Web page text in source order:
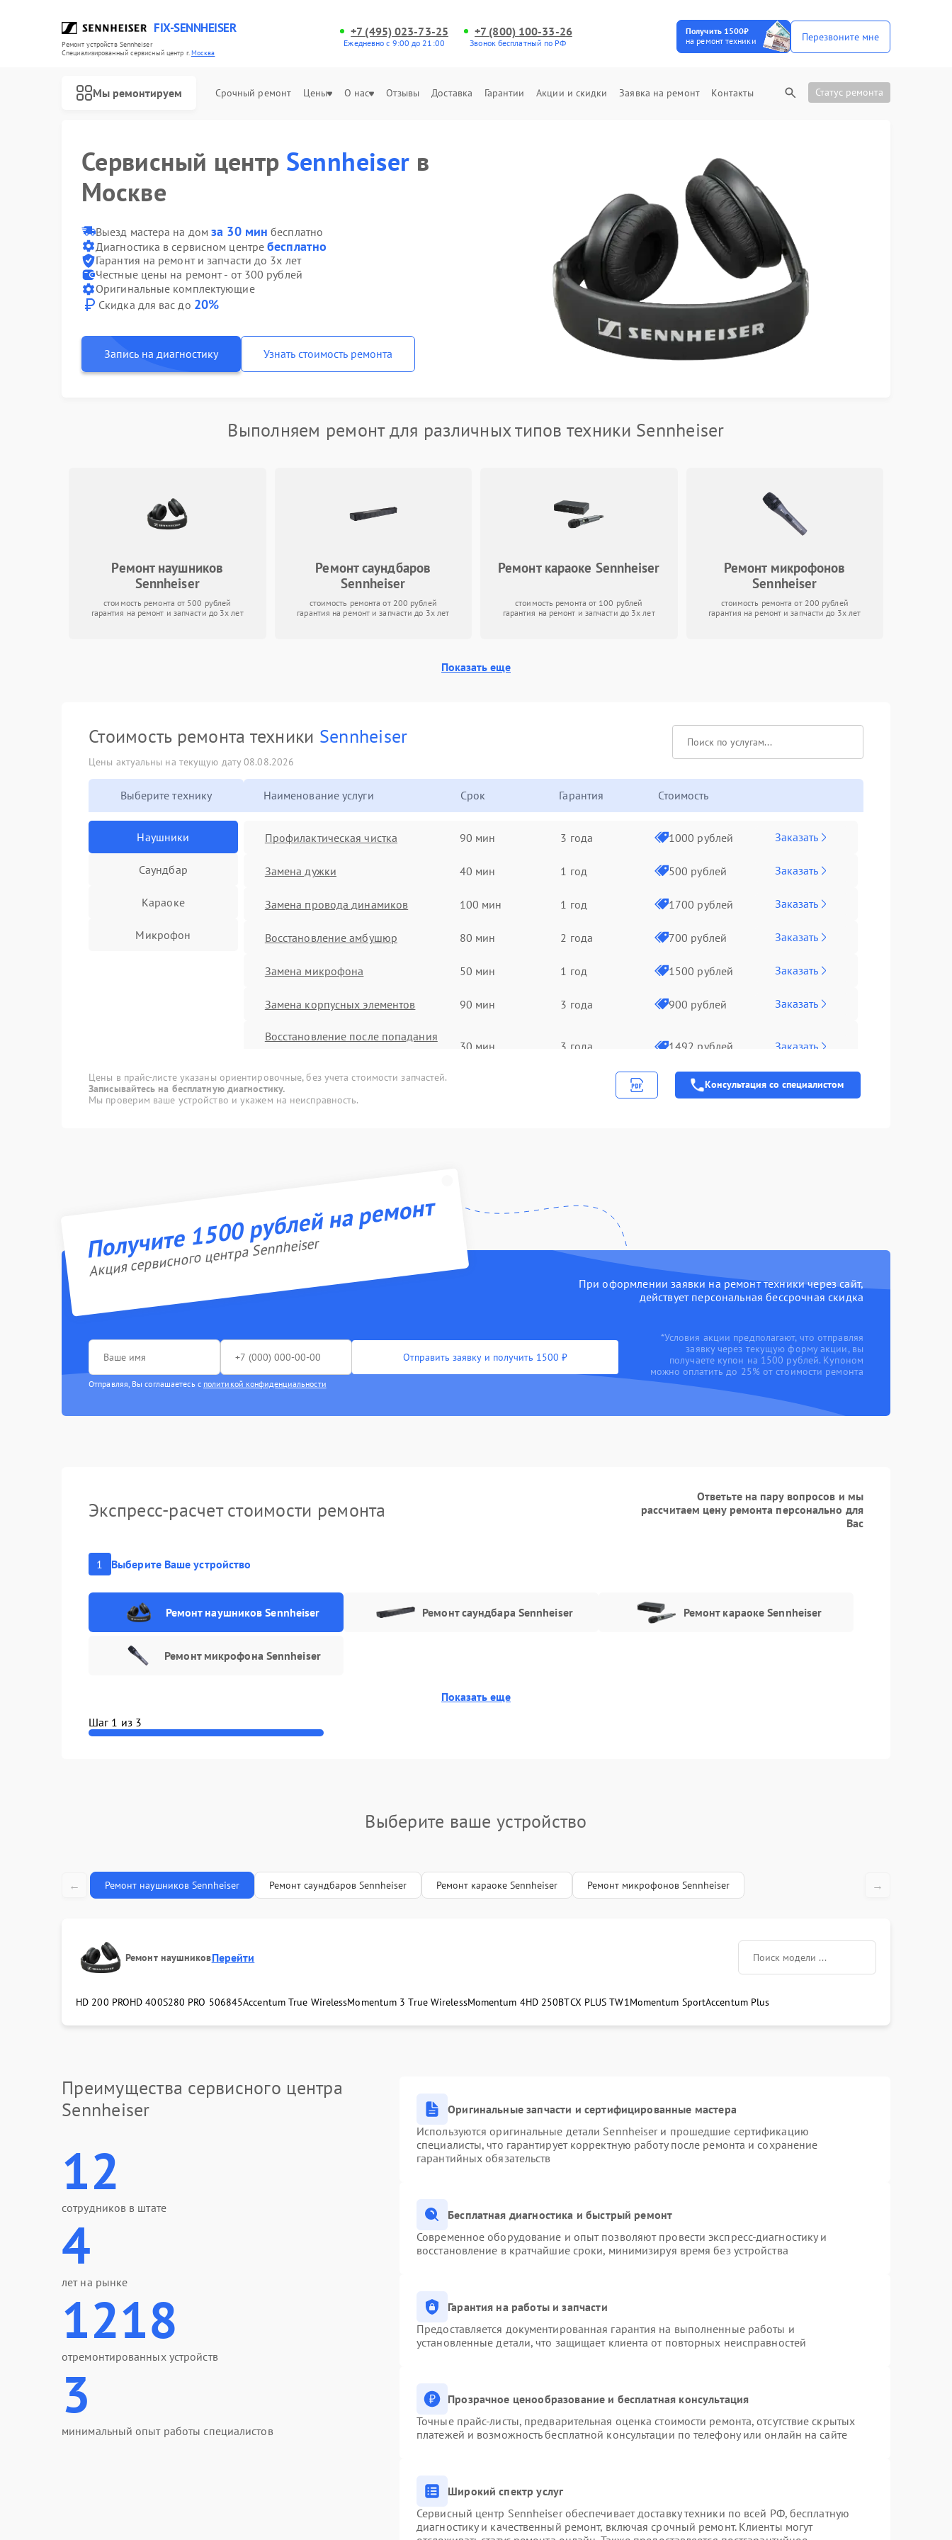
FIX-SENNHEISER
Ремонт устройств Sennheiser
Специализированный cервисный центр г.Москва
+7 (495) 023-73-25
Ежедневно с 9:00 до 21:00
+7 (800) 100-33-26
Звонок бесплатный по РФ
Получить 1500₽
на ремонт техники
Перезвоните мне
Мы ремонтируем Срочный ремонт Цены О нас Отзывы Доставка Гарантии Акции и скидки Заявка на ремонт Контакты Статус ремонта
Сервисный центр Sennheiser в
Москве
Выезд мастера на домза 30 мин бесплатно
Диагностика в сервисном центребесплатно
Гарантия на ремонт и запчасти до 3х лет
Честные цены на ремонт - от 300 рублей
Оригинальные комплектующие
Скидка для вас до 20%
Запись на диагностику Узнать стоимость ремонта
Выполняем ремонт для различных типов техники Sennheiser
Ремонт наушников
Sennheiser
стоимость ремонта от 500 рублей
гарантия на ремонт и запчасти до 3х лет
Ремонт саундбаров
Sennheiser
стоимость ремонта от 200 рублей
гарантия на ремонт и запчасти до 3х лет
Ремонт караоке Sennheiser
стоимость ремонта от 100 рублей
гарантия на ремонт и запчасти до 3х лет
Ремонт микрофонов
Sennheiser
стоимость ремонта от 200 рублей
гарантия на ремонт и запчасти до 3х лет
Показать еще
Стоимость ремонта техники Sennheiser
Цены актуальны на текущую дату 08.08.2026
Выберите технику
Наушники
Саундбар
Караоке
Микрофон
Наименование услуги Срок Гарантия Стоимость
Профилактическая чистка 90 мин 3 года 1000 рублей Заказать
Замена дужки 40 мин 1 год 500 рублей Заказать
Замена провода динамиков 100 мин 1 год 1700 рублей Заказать
Восстановление амбушюр 80 мин 2 года 700 рублей Заказать
Замена микрофона 50 мин 1 год 1500 рублей Заказать
Замена корпусных элементов 90 мин 3 года 900 рублей Заказать
Восстановление после попадания
30 мин 3 года 1492 рублей Заказать
Прошивка 1000 рублей Заказать
Цены в прайс-листе указаны ориентировочные, без учета стоимости запчастей.
Записывайтесь на бесплатную диагностику.
Мы проверим ваше устройство и укажем на неисправность.
Консультация со специалистом
Получите 1500 рублей на ремонт
Акция сервисного центра Sennheiser
При оформлении заявки на ремонт техники через сайт,
действует персональная бессрочная скидка
Отправить заявку и получить 1500 ₽
Отправляя, Вы соглашаетесь с политикой конфиденциальности
*Условия акции предполагают, что отправляя
заявку через текущую форму акции, вы
получаете купон на 1500 рублей. Купоном
можно оплатить до 25% от стоимости ремонта
Экспресс-расчет стоимости ремонта
Ответьте на пару вопросов и мы
рассчитаем цену ремонта персонально для
Вас
1 Выберите Ваше устройство
Ремонт наушников Sennheiser Ремонт саундбара Sennheiser Ремонт караоке Sennheiser
Ремонт микрофона Sennheiser
Показать еще
Шаг 1 из 3
Выберите ваше устройство
← Ремонт наушников Sennheiser Ремонт саундбаров Sennheiser Ремонт караоке Sennheiser Ремонт микрофонов Sennheiser →
Ремонт наушниковПерейти
HD 200 PROHD 400S280 PRO 506845Accentum True WirelessMomentum 3 True WirelessMomentum 4HD 250BTCX PLUS TW1Momentum SportAccentum Plus
Преимущества сервисного центра
Sennheiser
12
сотрудников в штате
4
лет на рынке
1218
отремонтированных устройств
3
минимальный опыт работы специалистов
Оригинальные запчасти и сертифицированные мастера
Используются оригинальные детали Sennheiser и прошедшие сертификацию
специалисты, что гарантирует корректную работу после ремонта и сохранение
гарантийных обязательств
Бесплатная диагностика и быстрый ремонт
Современное оборудование и опыт позволяют провести экспресс-диагностику и
восстановление в кратчайшие сроки, минимизируя время без устройства
Гарантия на работы и запчасти
Предоставляется документированная гарантия на выполненные работы и
установленные детали, что защищает клиента от повторных неисправностей
Прозрачное ценообразование и бесплатная консультация
Точные прайс-листы, предварительная оценка стоимости ремонта, отсутствие скрытых
платежей и возможность бесплатной консультации по телефону или онлайн на сайте
Широкий спектр услуг
Сервисный центр Sennheiser обеспечивает доставку техники по всей РФ, бесплатную
диагностику и качественный ремонт, включая срочный ремонт. Клиенты могут